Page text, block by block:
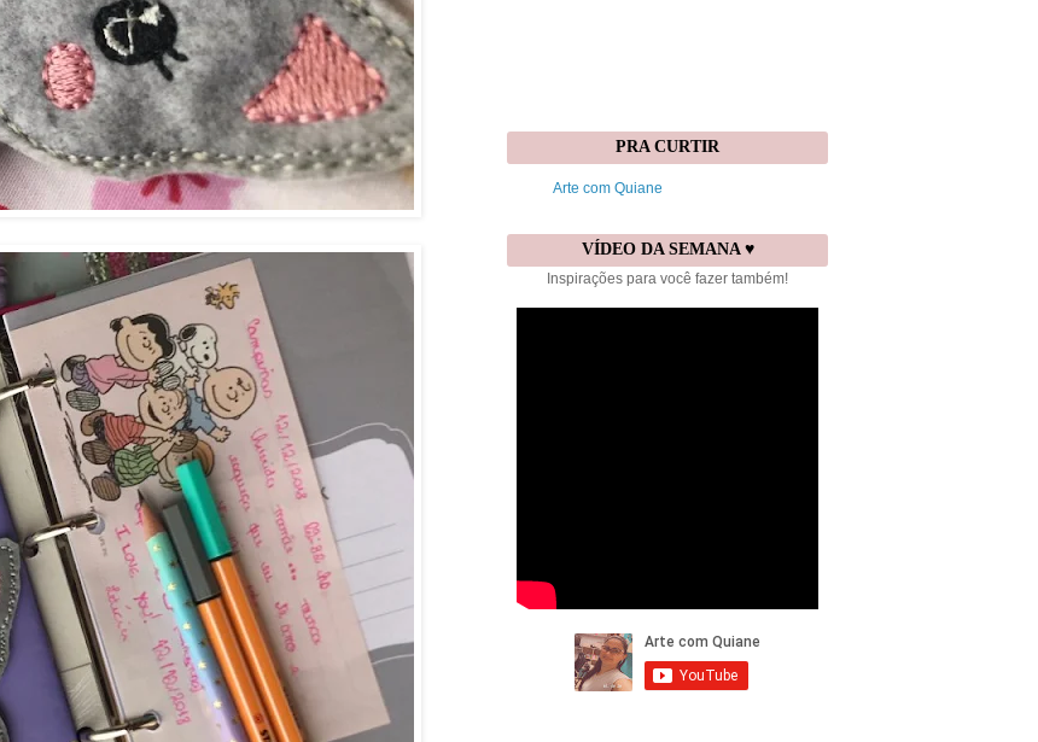
PRA CURTIR
Arte com Quiane
VÍDEO DA SEMANA ♥
Inspirações para você fazer também!